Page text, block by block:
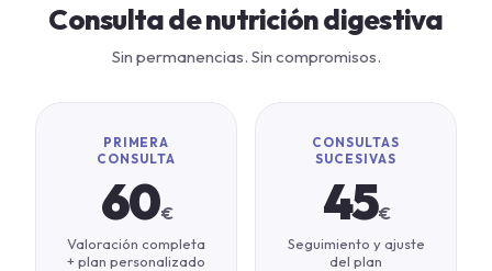
Consulta de nutrición digestiva
Sin permanencias. Sin compromisos.
PRIMERA
CONSULTA
60€
Valoración completa
+ plan personalizado
CONSULTAS
SUCESIVAS
45€
Seguimiento y ajuste
del plan